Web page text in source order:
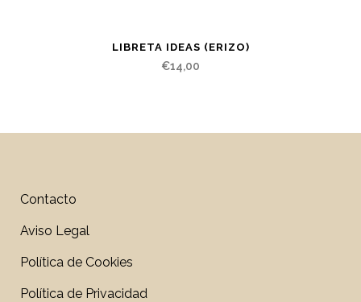
LIBRETA IDEAS (ERIZO)
€14,00
Contacto
Aviso Legal
Política de Cookies
Política de Privacidad